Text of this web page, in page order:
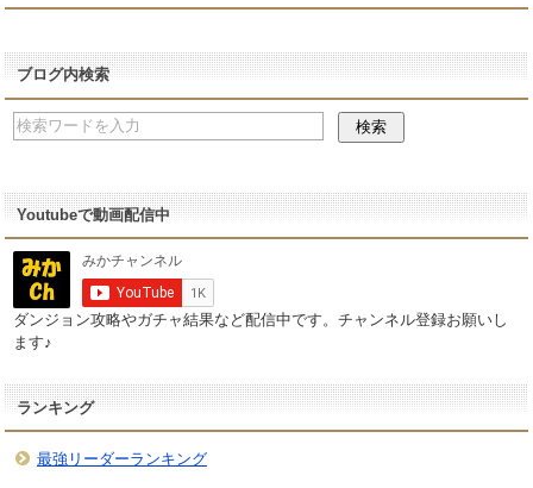
ブログ内検索
Youtubeで動画配信中
ダンジョン攻略やガチャ結果など配信中です。チャンネル登録お願いし
ます♪
ランキング
最強リーダーランキング